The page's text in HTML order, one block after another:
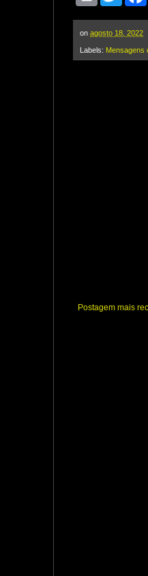
n
t
t
t
r
on agosto 18, 2022
Labels: Mensagens
Postagem mais